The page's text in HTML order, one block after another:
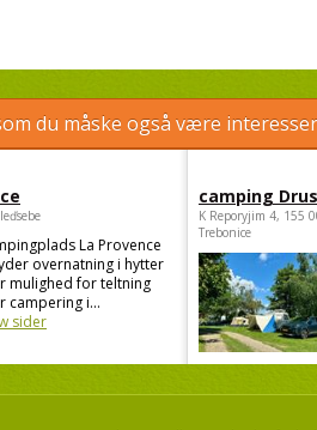
du måske også være
La Provence
overnatning i hytter
mulighed for teltning
campering i...
sider
camping
K Reporyjim 4, 155
Trebonice